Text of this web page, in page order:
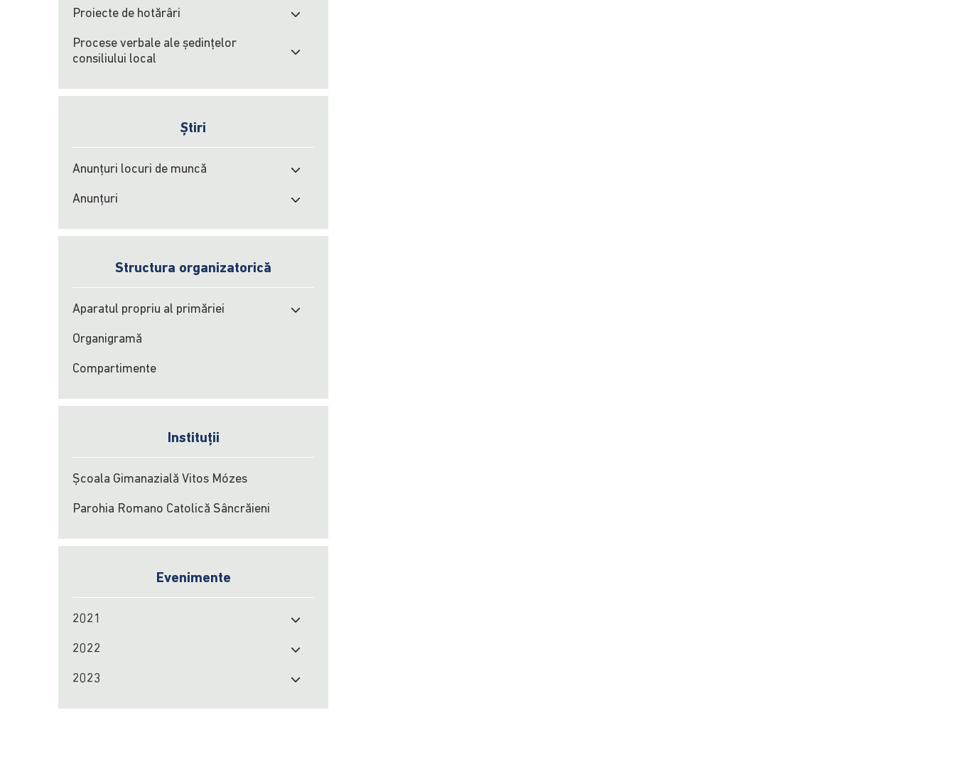
Proiecte de hotărâri
Procese verbale ale şedinţelor
consiliului local
Știri
Anunțuri locuri de muncă
Anunțuri
Structura organizatorică
Aparatul propriu al primăriei
Organigramă
Compartimente
Instituții
Școala Gimanazială Vitos Mózes
Parohia Romano Catolică Sâncrăieni
Evenimente
2021
2022
2023